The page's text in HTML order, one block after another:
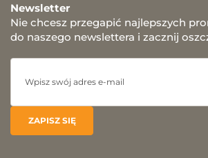
Newsletter
Nie chcesz przegapić najlepszych
do naszego newslettera i zacznij